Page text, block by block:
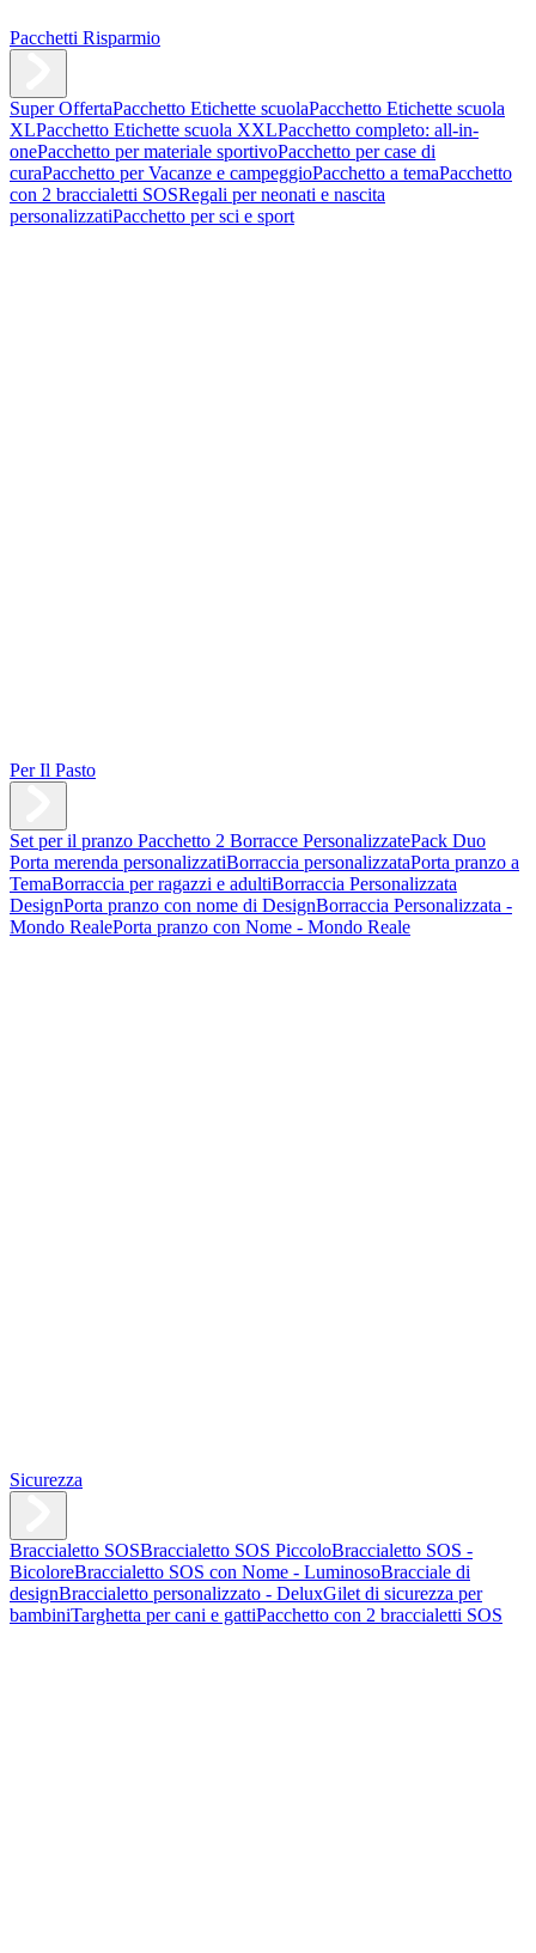
Pacchetti Risparmio
Super OffertaPacchetto Etichette scuolaPacchetto Etichette scuola
XLPacchetto Etichette scuola XXLPacchetto completo: all-in-
onePacchetto per materiale sportivoPacchetto per case di
curaPacchetto per Vacanze e campeggioPacchetto a temaPacchetto
con 2 braccialetti SOSRegali per neonati e nascita
personalizzatiPacchetto per sci e sport
Per Il Pasto
Set per il pranzo Pacchetto 2 Borracce PersonalizzatePack Duo
Porta merenda personalizzatiBorraccia personalizzataPorta pranzo a
TemaBorraccia per ragazzi e adultiBorraccia Personalizzata
DesignPorta pranzo con nome di DesignBorraccia Personalizzata -
Mondo RealePorta pranzo con Nome - Mondo Reale
Sicurezza
Braccialetto SOSBraccialetto SOS PiccoloBraccialetto SOS -
BicoloreBraccialetto SOS con Nome - LuminosoBracciale di
designBraccialetto personalizzato - DeluxGilet di sicurezza per
bambiniTarghetta per cani e gattiPacchetto con 2 braccialetti SOS